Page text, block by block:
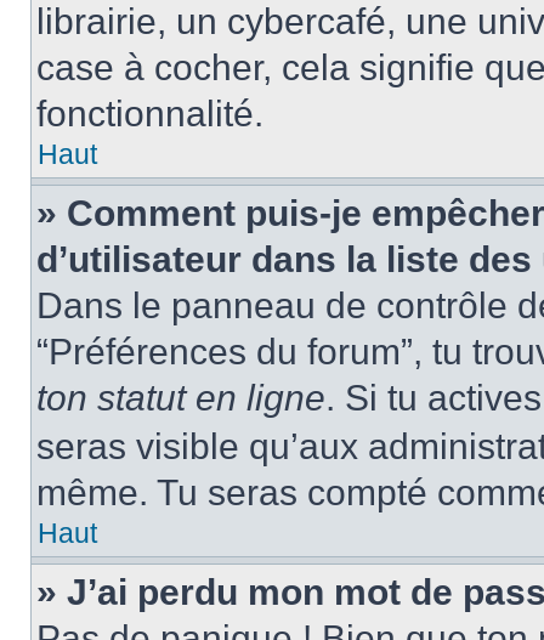
librairie, un cybercafé, une
case à cocher, cela signifie
fonctionnalité.
Haut
» Comment puis-je
d’utilisateur dans la liste
Dans le panneau de contrôle
“Préférences du forum”, tu
ton statut en ligne. Si tu
seras visible qu’aux
même. Tu seras compté
Haut
» J’ai perdu mon mot de